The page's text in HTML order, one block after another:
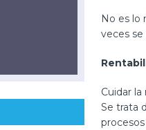
No es lo
veces
Cuidar
Se trata